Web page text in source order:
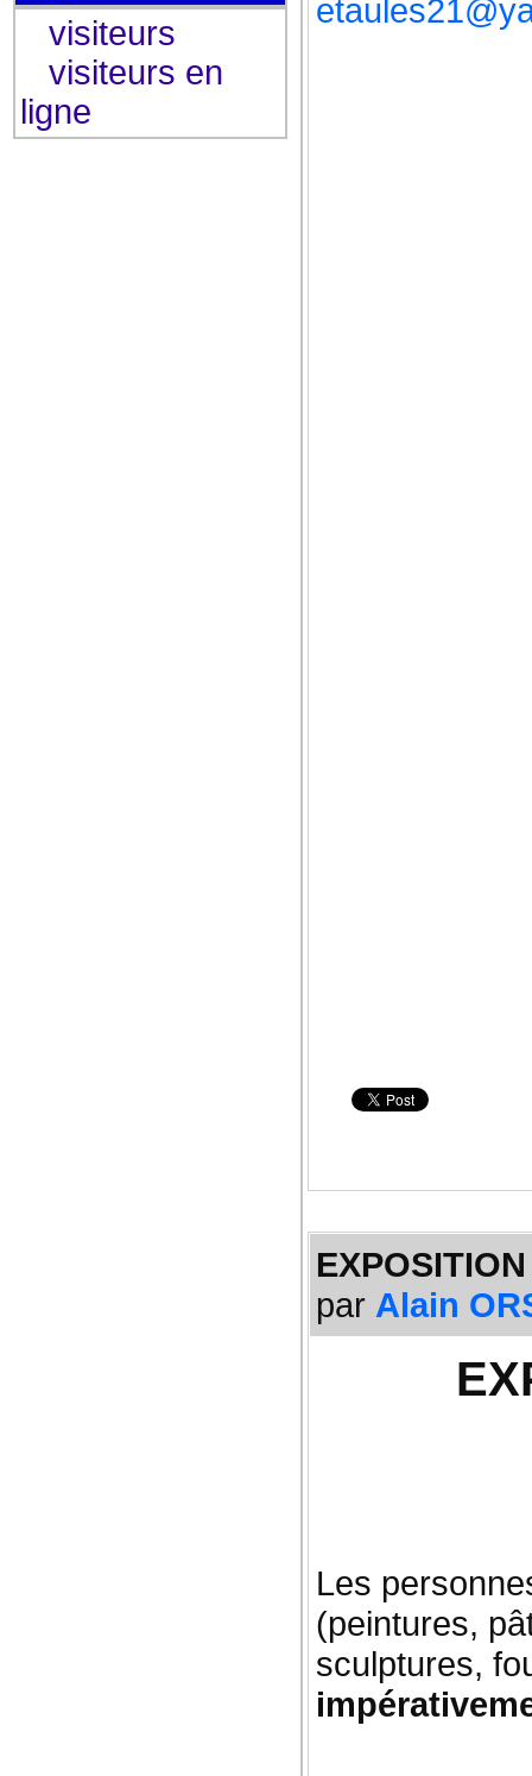
visiteurs
visiteurs en
ligne
par Alain
Les
(peintures,
sculptures,